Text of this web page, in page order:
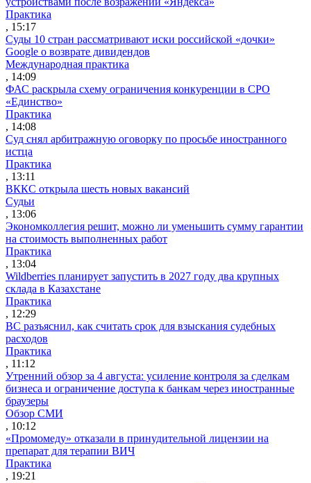
Практика
, 15:17
Суды 10 стран рассматривают иски российской «дочки»
Google о возврате дивидендов
Международная практика
, 14:09
ФАС раскрыла схему ограничения конкуренции в СРО
«Единство»
Практика
, 14:08
Суд снял арбитражную оговорку по просьбе иностранного
истца
Практика
, 13:11
ВККС открыла шесть новых вакансий
Судьи
, 13:06
Экономколлегия решит, можно ли уменьшить сумму гарантии
на стоимость выполненных работ
Практика
, 13:04
Wildberries планирует запустить в 2027 году два крупных
склада в Казахстане
Практика
, 12:29
ВС разъяснил, как считать срок для взыскания судебных
расходов
Практика
, 11:12
Утренний обзор за 4 августа: усиление контроля за сделкам
бизнеса и ограничение доступа к банкам через иностранные
браузеры
Обзор СМИ
, 10:12
«Промомеду» отказали в принудительной лицензии на
препарат для терапии ВИЧ
Практика
, 19:21